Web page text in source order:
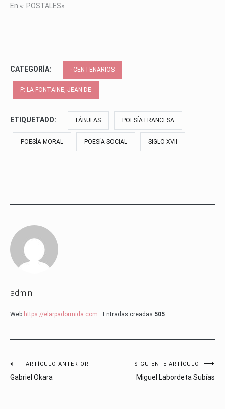
En «· POSTALES»
CATEGORÍA: · CENTENARIOS
P: LA FONTAINE, JEAN DE
ETIQUETADO: FÁBULAS POESÍA FRANCESA
POESÍA MORAL POESÍA SOCIAL SIGLO XVII
admin
Web https://elarpadormida.com Entradas creadas 505
Navegación
de
ARTÍCULO ANTERIOR
Gabriel Okara
SIGUIENTE ARTÍCULO
Miguel Labordeta Subías